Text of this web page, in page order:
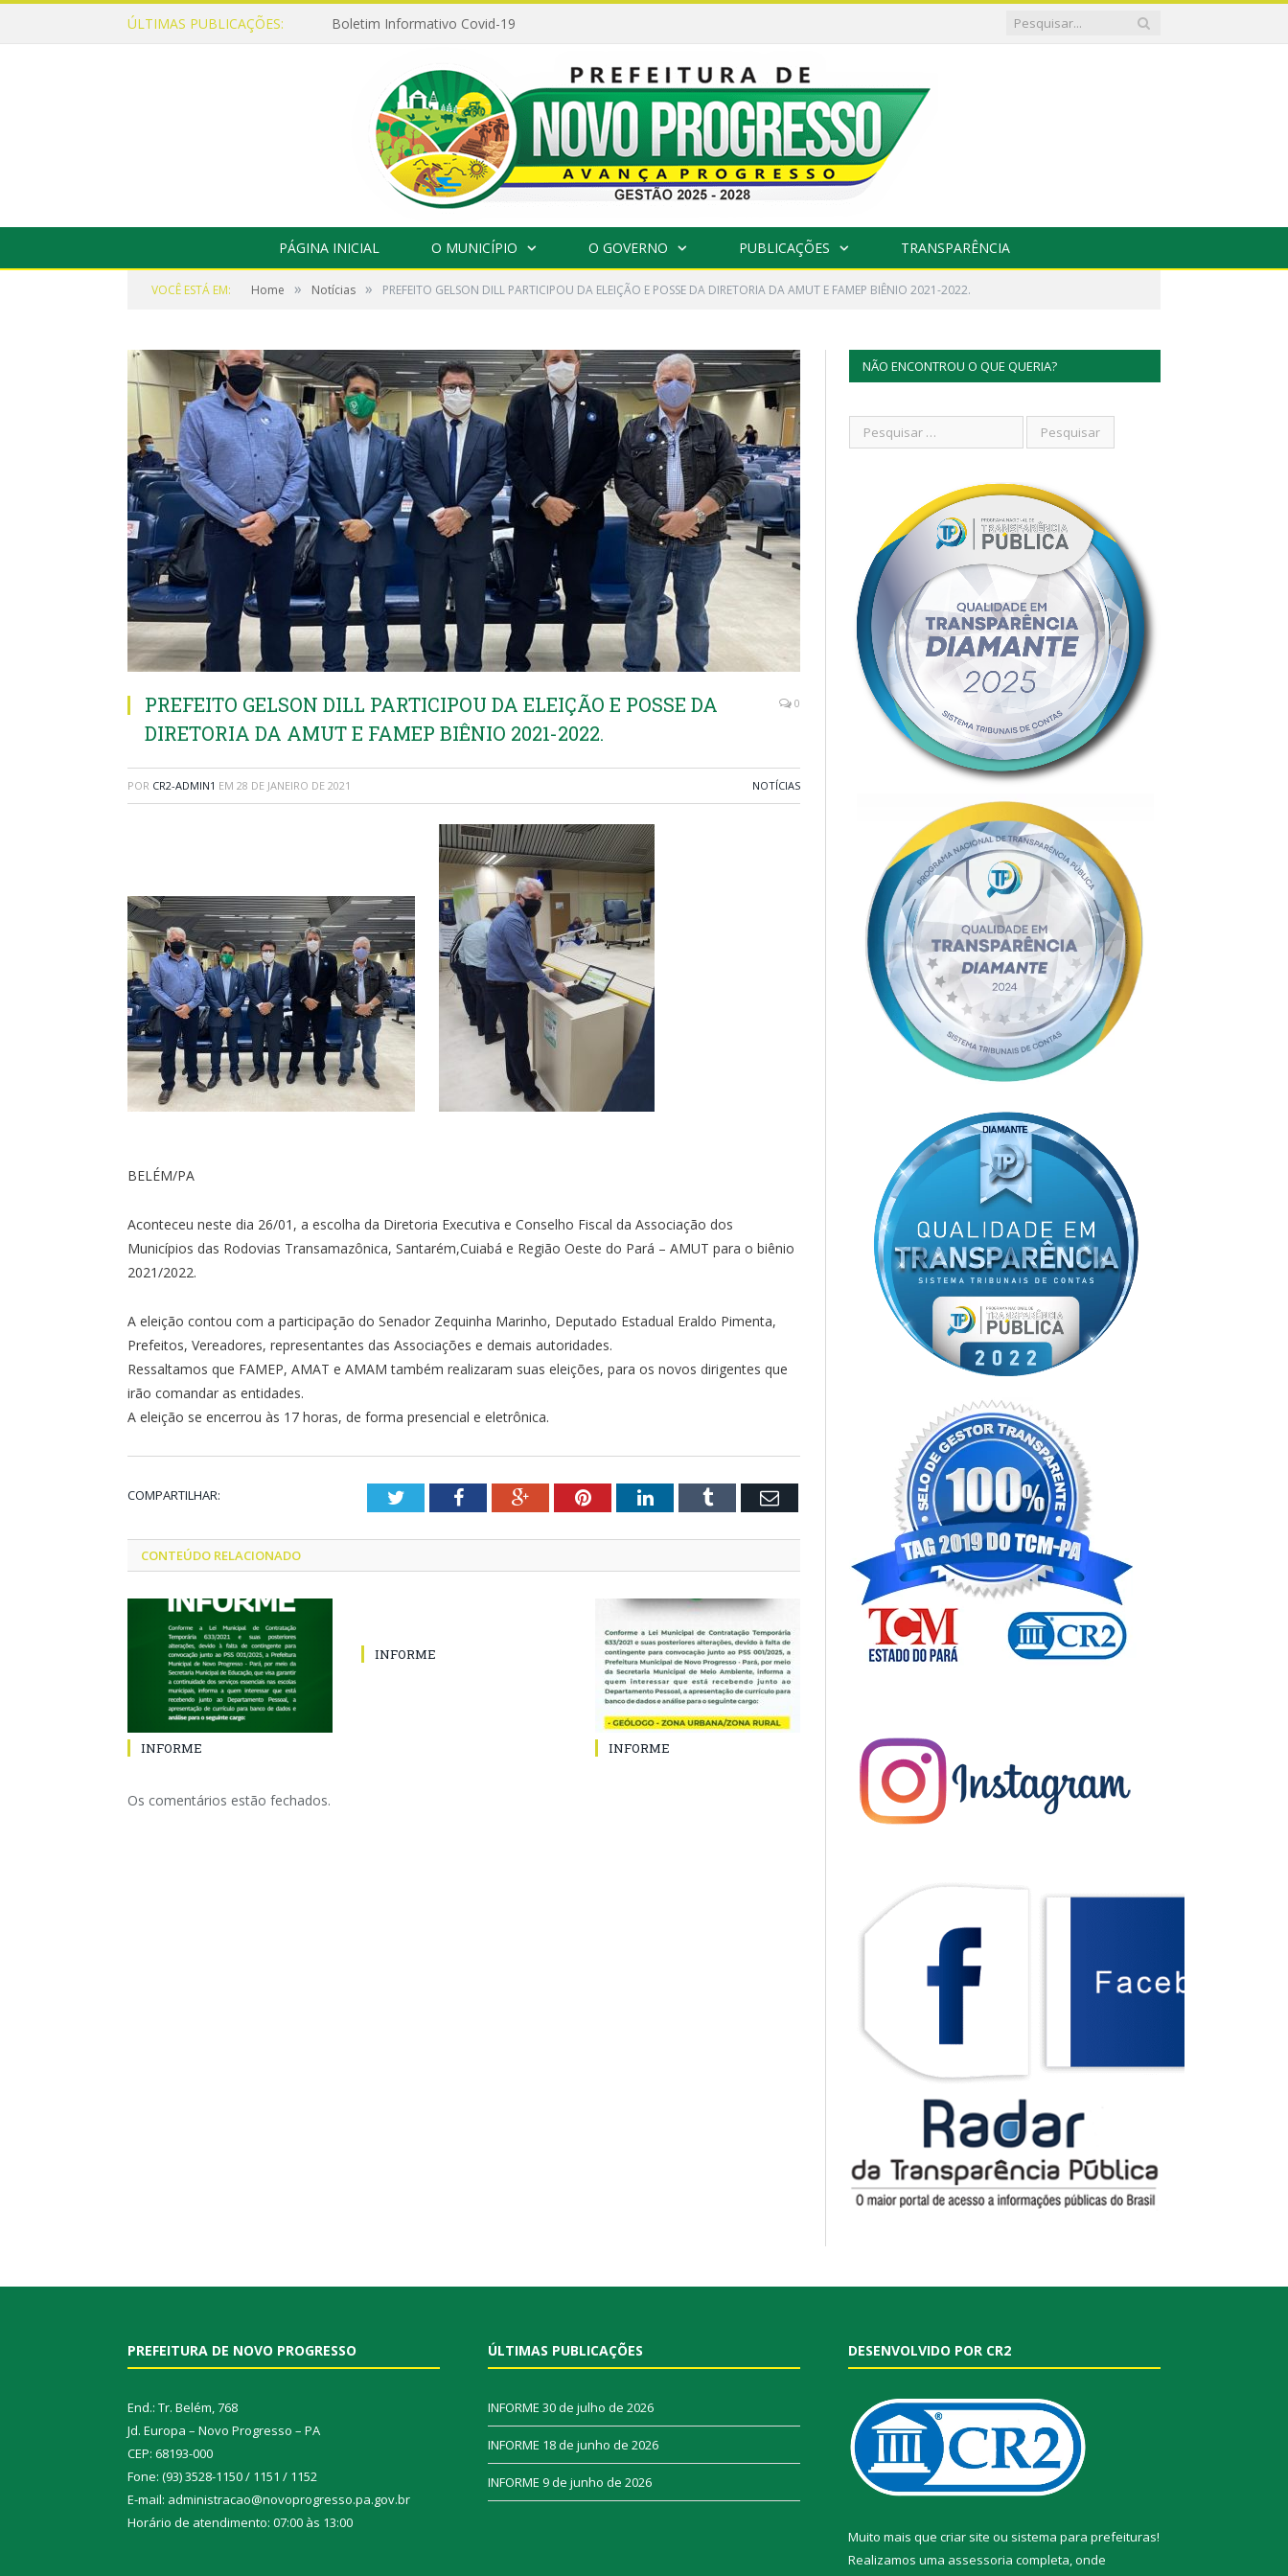
ÚLTIMAS PUBLICAÇÕES: Boletim Informativo Covid-19
PÁGINA INICIAL O MUNICÍPIO O GOVERNO PUBLICAÇÕES TRANSPARÊNCIA
VOCÊ ESTÁ EM: Home » Notícias » PREFEITO GELSON DILL PARTICIPOU DA ELEIÇÃO E POSSE DA DIRETORIA DA AMUT E FAMEP BIÊNIO 2021-2022.
PREFEITO GELSON DILL PARTICIPOU DA ELEIÇÃO E POSSE DA
DIRETORIA DA AMUT E FAMEP BIÊNIO 2021-2022.
0
POR CR2-ADMIN1 EM 28 DE JANEIRO DE 2021 NOTÍCIAS
BELÉM/PA
Aconteceu neste dia 26/01, a escolha da Diretoria Executiva e Conselho Fiscal da Associação dos
Municípios das Rodovias Transamazônica, Santarém,Cuiabá e Região Oeste do Pará – AMUT para o biênio
2021/2022.
A eleição contou com a participação do Senador Zequinha Marinho, Deputado Estadual Eraldo Pimenta,
Prefeitos, Vereadores, representantes das Associações e demais autoridades.
Ressaltamos que FAMEP, AMAT e AMAM também realizaram suas eleições, para os novos dirigentes que
irão comandar as entidades.
A eleição se encerrou às 17 horas, de forma presencial e eletrônica.
COMPARTILHAR: TwitterFacebookGoogle+PinterestLinkedInTumblr Email
CONTEÚDO RELACIONADO
INFORME
INFORME
INFORME
Os comentários estão fechados.
NÃO ENCONTROU O QUE QUERIA?
PREFEITURA DE NOVO PROGRESSO
End.: Tr. Belém, 768
Jd. Europa – Novo Progresso – PA
CEP: 68193-000
Fone: (93) 3528-1150 / 1151 / 1152
E-mail: administracao@novoprogresso.pa.gov.br
Horário de atendimento: 07:00 às 13:00
ÚLTIMAS PUBLICAÇÕES
INFORME 30 de julho de 2026
INFORME 18 de junho de 2026
INFORME 9 de junho de 2026
DESENVOLVIDO POR CR2
Muito mais que criar site ou sistema para prefeituras!
Realizamos uma assessoria completa, onde